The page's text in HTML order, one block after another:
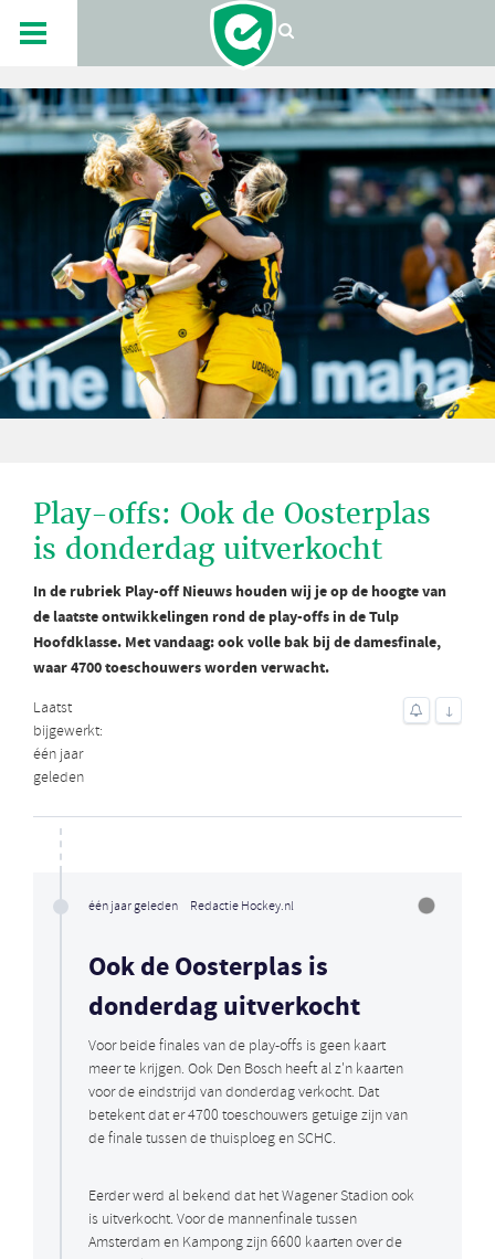
Play-offs: Ook de Oosterplas
is donderdag uitverkocht
In de rubriek Play-off Nieuws houden wij je op de hoogte van
de laatste ontwikkelingen rond de play-offs in de Tulp
Hoofdklasse. Met vandaag: ook volle bak bij de damesfinale,
waar 4700 toeschouwers worden verwacht.
Laatst
bijgewerkt:
één jaar
geleden
↓
één jaar geleden Redactie Hockey.nl
Ook de Oosterplas is
donderdag uitverkocht
Voor beide finales van de play-offs is geen kaart
meer te krijgen. Ook Den Bosch heeft al z'n kaarten
voor de eindstrijd van donderdag verkocht. Dat
betekent dat er 4700 toeschouwers getuige zijn van
de finale tussen de thuisploeg en SCHC.
Eerder werd al bekend dat het Wagener Stadion ook
is uitverkocht. Voor de mannenfinale tussen
Amsterdam en Kampong zijn 6600 kaarten over de